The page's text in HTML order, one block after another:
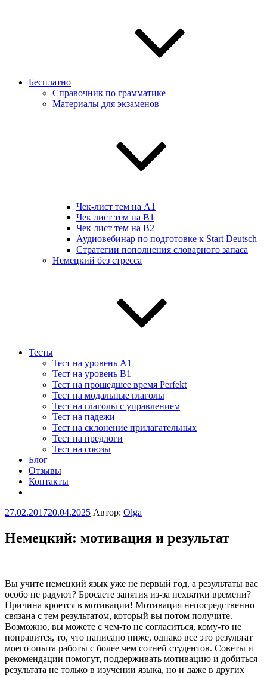
Бесплатно
Справочник по грамматике
Материалы для экзаменов
Чек-лист тем на А1
Чек лист тем на B1
Чек лист тем на B2
Аудиовебинар по подготовке к Start Deutsch
Стратегии пополнения словарного запаса
Немецкий без стресса
Тесты
Тест на уровень A1
Тест на уровень B1
Тест на прошедшее время Perfekt
Тест на модальные глаголы
Тест на глаголы с управлением
Тест на падежи
Тест на склонение прилагательных
Тест на предлоги
Тест на союзы
Блог
Отзывы
Контакты
Опубликовано
27.02.201720.04.2025 Автор: Olga
Немецкий: мотивация и результат
Вы учите немецкий язык уже не первый год, а результаты вас
особо не радуют? Бросаете занятия из-за нехватки времени?
Причина кроется в мотивации! Мотивация непосредственно
связана с тем результатом, который вы потом получите.
Возможно, вы можете с чем-то не согласиться, кому-то не
понравится, то, что написано ниже, однако все это результат
моего опыта работы с более чем сотней студентов. Советы и
рекомендации помогут, поддерживать мотивацию и добиться
результата не только в изучении языка, но и даже в других